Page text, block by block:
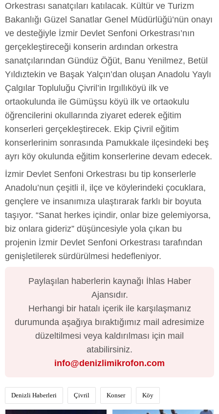
Orkestrası sanatçıları katılacak. Kültür ve Turizm
Bakanlığı Güzel Sanatlar Genel Müdürlüğü’nün onayı
ve desteğiyle İzmir Devlet Senfoni Orkestrası’nın
gerçekleştireceği konserin ardından orkestra
sanatçılarından Gündüz Öğüt, Banu Yenilmez, Betül
Yıldıztekin ve Başak Yalçın’dan oluşan Anadolu Yaylı
Çalgılar Topluluğu Çivril’in Irgıllıköyü ilk ve
ortaokulunda ile Gümüşsu köyü ilk ve ortaokulu
öğrencilerini okullarında ziyaret ederek eğitim
konserleri gerçekleştirecek. Ekip Çivril eğitim
konserlerinim sonrasında Pamukkale ilçesindeki beş
ayrı köy okulunda eğitim konserlerine devam edecek.
İzmir Devlet Senfoni Orkestrası bu tip konserlerle
Anadolu’nun çeşitli il, ilçe ve köylerindeki çocuklara,
gençlere ve insanımıza ulaştırarak farklı bir boyuta
taşıyor. “Sanat herkes içindir, onlar bize gelemiyorsa,
biz onlara gideriz” düşüncesiyle yola çıkan bu
projenin İzmir Devlet Senfoni Orkestrası tarafından
genişletilerek sürdürülmesi hedefleniyor.
Paylaşılan haberlerin kaynağı İhlas Haber
Ajansıdır.
Herhangi bir hatalı içerik ile karşılaşmanız
durumunda aşağıya bıraktığımız mail adresimize
düzeltilmesi veya kaldırılması için mail
atabilirsiniz.
info@denizlimikrofon.com
Denizli Haberleri Çivril Konser Köy